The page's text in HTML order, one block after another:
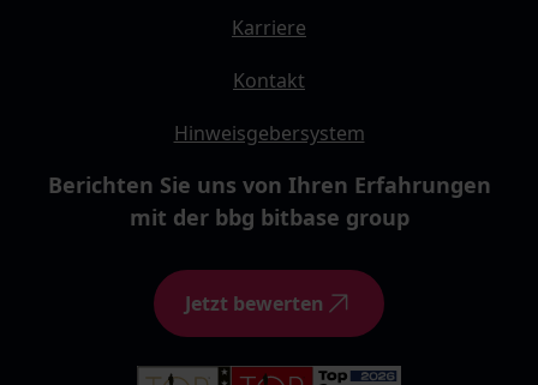
Karriere
Kontakt
Hinweisgebersystem
Berichten Sie uns von Ihren Erfahrungen
mit der bbg bitbase group
Jetzt bewerten